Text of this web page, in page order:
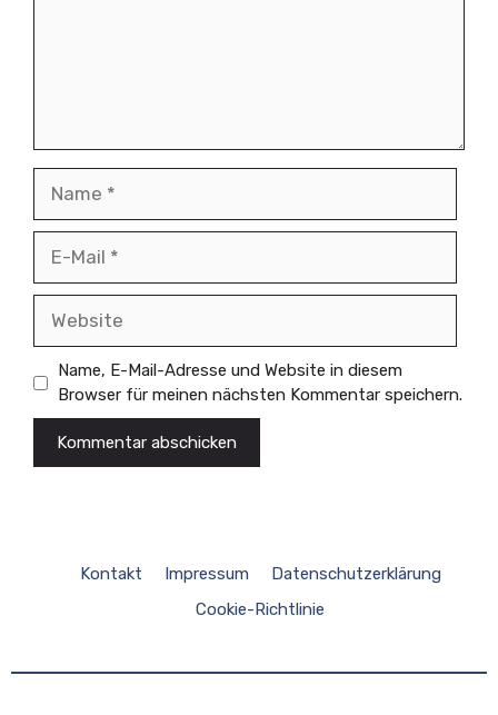
Mail
Name, E-Mail-Adresse und Website in diesem
Browser für meinen nächsten Kommentar speichern.
Kontakt Impressum
Datenschutzerklärung
Cookie-Richtlinie